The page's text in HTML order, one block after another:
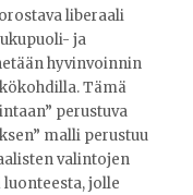
liberaali
ja
hyvinvoinnin
Tämä
perustuva
malli perustuu
valintojen
jolle